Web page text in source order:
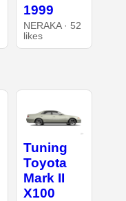
1999
NERAKA · 52
likes
Tuning
Toyota
Mark II
X100